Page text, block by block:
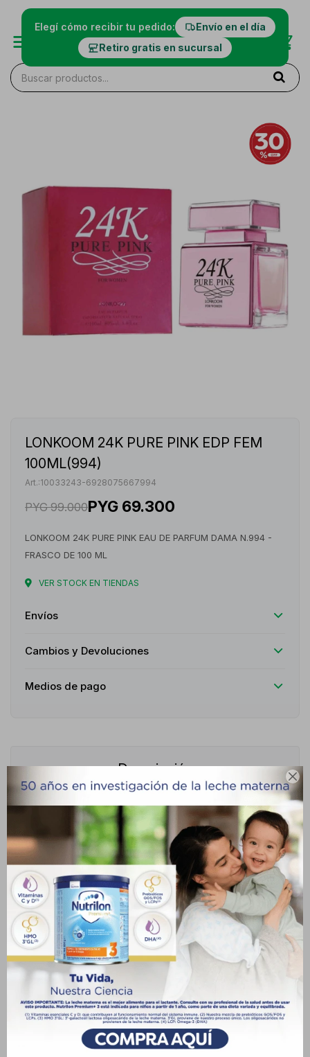

Elegí cómo recibir tu pedido:
Envío en el día
Retiro gratis en sucursal
LONKOOM 24K PURE PINK EDP FEM
100ML(994)
10033243-6928075667994
PYG 99.000PYG 69.300
LONKOOM 24K PURE PINK EAU DE PARFUM DAMA N.994 -
FRASCO DE 100 ML
VER STOCK EN TIENDAS
Envíos
Cambios y Devoluciones
Medios de pago
Descripción
Lonkoom 24K Pure Pink es un delicado perfume femenino de la
familia olfativa floral frutal. Creado para la mujer joven, dinámica
e irresistible, destaca por su frescura jugosa equilibrada con
sutiles acordes florales.Funciona como una firma aromática
vibrante que transmite alegría, juventud y bienestar en el día a
día. Al ser un Eau de Parfum, proporciona una excelente fijación
en la piel, siendo ideal para salidas casuales, temporadas cálidas
(primavera/verano) o para mantener una sensación de frescura
limpia y elegante durante toda la jornada. Composición y Notas
OlfativasSu pirámide aromática se desarrolla de manera
armoniosa en la piel:Notas de Salida: Abre de forma chispeante y
refrescante con acordes de manzana verde, flor de azahar del
naranjo y la dulzura del durazno (melocotón).Notas de Corazón:
Revela un bouquet puramente femenino compuesto por jazmín